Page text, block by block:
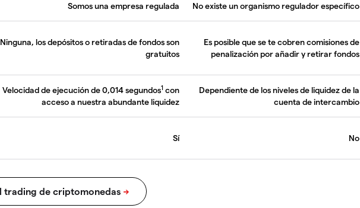
Somos una empresa regulada No existe un organismo regulador específico
Ninguna, los depósitos o retiradas de fondos son
gratuitos
Es posible que se te cobren comisiones de
penalización por añadir y retirar fondos
Velocidad de ejecución de 0,014 segundos1 con
acceso a nuestra abundante liquidez
Dependiente de los niveles de liquidez de la
cuenta de intercambio
Sí No